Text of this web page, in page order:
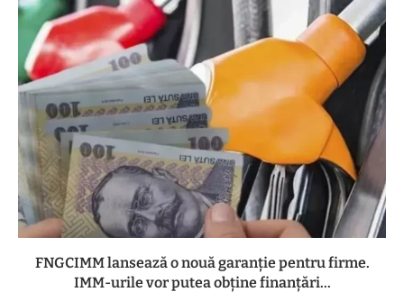
FNGCIMM lansează o nouă garanție pentru firme.
IMM-urile vor putea obține finanțări...